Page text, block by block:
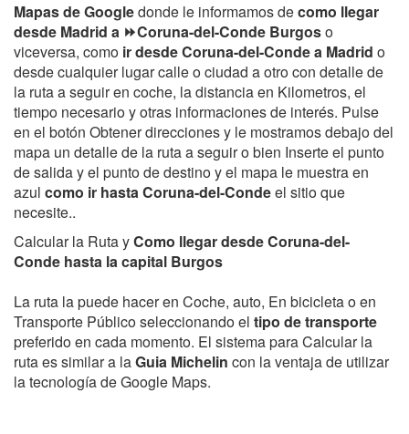
Mapas de Googledonde le informamos decomo llegar
desde Madrid a ⏩Coruna-del-Conde Burgoso
viceversa, como ir desde Coruna-del-Conde a Madrid o
desde cualquier lugar calle o ciudad a otro con detalle de
la ruta a seguir en coche, la distancia en Kilometros, el
tiempo necesario y otras informaciones de interés. Pulse
en el botón Obtener direcciones y le mostramos debajo del
mapa un detalle de la ruta a seguir o bien Inserte el punto
de salida y el punto de destino y el mapa le muestra en
azul como ir hasta Coruna-del-Condeel sitio que
necesite..
Calcular la Ruta yComo llegar desde Coruna-del-
Conde hasta la capital Burgos
La ruta la puede hacer en Coche, auto, En bicicleta o en
Transporte Público seleccionando el tipo de transporte
preferido en cada momento. El sistema para Calcular la
ruta es similar a laGuia Michelin con la ventaja de utilizar
la tecnología de Google Maps.